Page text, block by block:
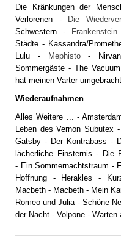
Die Kränkungen der
Verlorenen - Die
Schwestern - Frankenstein
Städte - Kassandra/
Lulu - Mephisto -
Sommergäste - The
hat meinen Varter umgebracht
Wiederaufnahmen
Alles Weitere ... -
Leben des Vernon Subutex -
Gatsby - Der Kontrabass -
lächerliche Finsternis - Die
- Ein Sommernachtstraum -
Hoffnung - Herakles -
Macbeth - Macbeth - Mein
Romeo und Julia- Schöne
der Nacht - Volpone - Warten